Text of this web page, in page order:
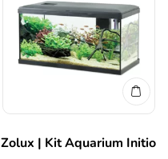
Zolux | Kit Aquarium Initio